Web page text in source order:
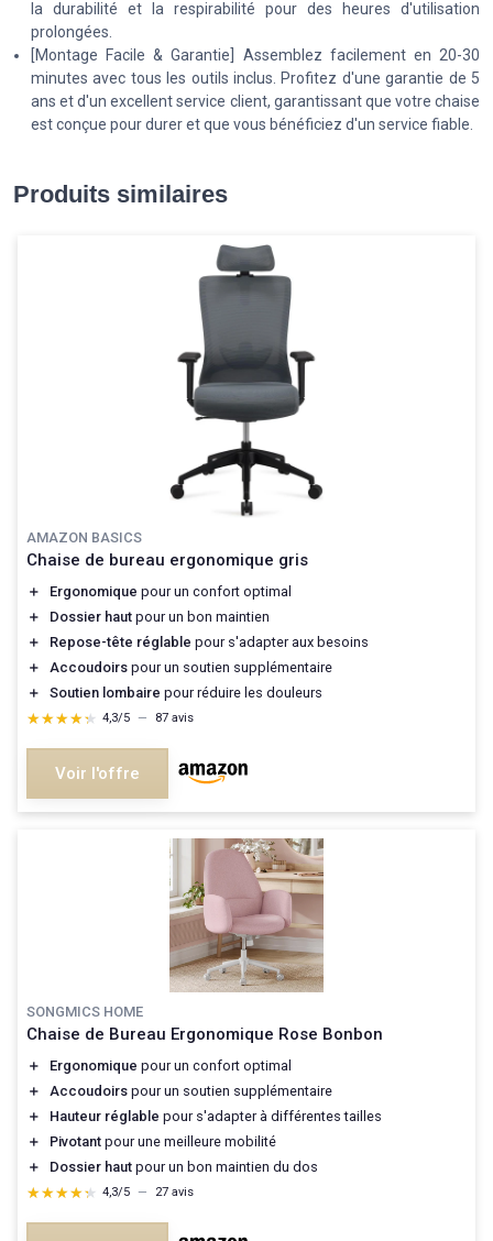
la durabilité et la respirabilité pour des heures d'utilisation
prolongées.
[Montage Facile & Garantie] Assemblez facilement en 20-30
minutes avec tous les outils inclus. Profitez d'une garantie de 5
ans et d'un excellent service client, garantissant que votre chaise
est conçue pour durer et que vous bénéficiez d'un service fiable.
Produits similaires
AMAZON BASICS
Chaise de bureau ergonomique gris
＋ Ergonomique pour un confort optimal
＋
Dossier haut pour un bon maintien
＋
Repose-tête réglable pour s'adapter aux besoins
＋
Accoudoirs pour un soutien supplémentaire
＋
Soutien lombaire pour réduire les douleurs
★★★★★
★★★★★ 4,3/5 — 87 avis
Voir l'offre
SONGMICS HOME
Chaise de Bureau Ergonomique Rose Bonbon
＋ Ergonomique pour un confort optimal
＋
Accoudoirs pour un soutien supplémentaire
＋
Hauteur réglable pour s'adapter à différentes tailles
＋
Pivotant pour une meilleure mobilité
＋
Dossier haut pour un bon maintien du dos
★★★★★
★★★★★ 4,3/5 — 27 avis